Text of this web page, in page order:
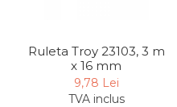
Ruleta Troy 23103, 3 m
x 16 mm
9,78 Lei
TVA inclus